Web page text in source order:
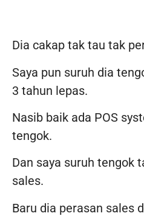
Dia cakap tak tau tak
Saya pun suruh dia
3 tahun lepas.
Nasib baik ada POS
tengok.
Dan saya suruh tengok
sales.
Baru dia perasan sales